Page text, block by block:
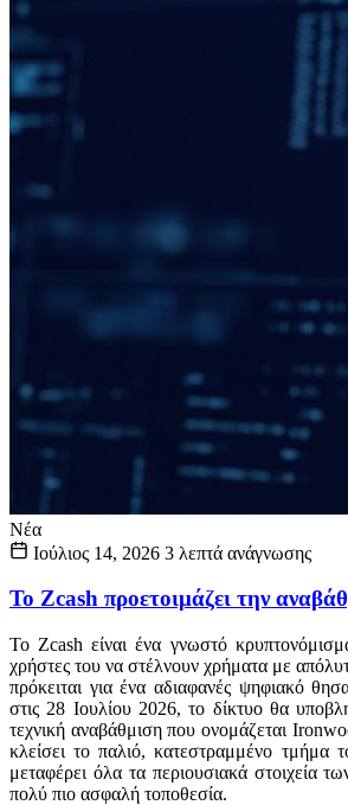
Νέα
Ιούλιος 14, 2026 3 λεπτά ανάγνωσης
Το Zcash προετοιμάζει την
Το Zcash είναι ένα γνωστό
χρήστες του να στέλνουν χρήματα με
πρόκειται για ένα αδιαφανές ψηφιακό
στις 28 Ιουλίου 2026, το δίκτυο θα
τεχνική αναβάθμιση που ονομάζεται
κλείσει το παλιό, κατεστραμμένο τμήμα
μεταφέρει όλα τα περιουσιακά στοιχεία
πολύ πιο ασφαλή τοποθεσία.